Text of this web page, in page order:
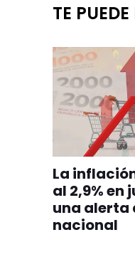
TE
La
al 2,9% en
una alerta
nacional